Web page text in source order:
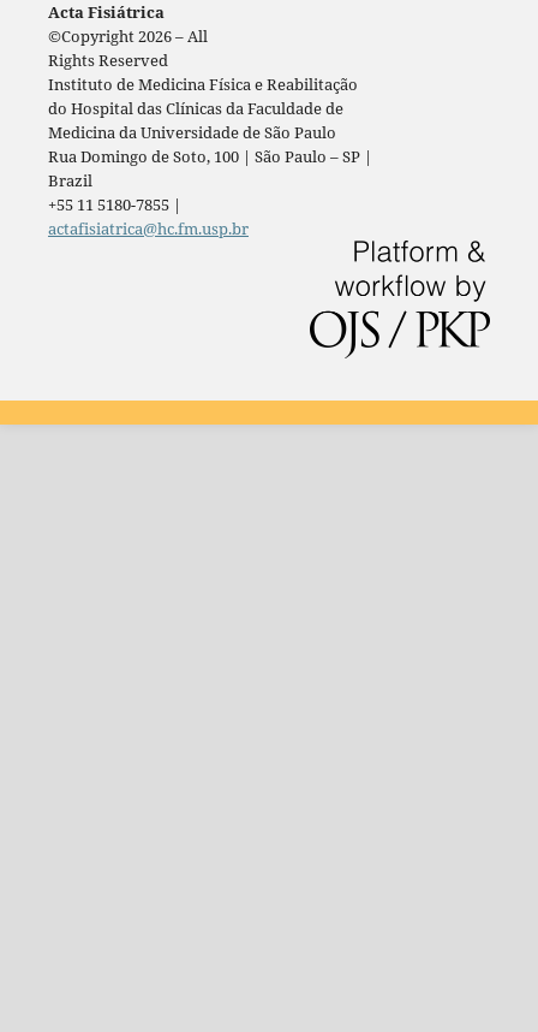
Acta Fisiátrica
©Copyright 2026 – All
Rights Reserved
Instituto de Medicina Física e Reabilitação
do Hospital das Clínicas da Faculdade de
Medicina da Universidade de São Paulo
Rua Domingo de Soto, 100 | São Paulo – SP |
Brazil
+55 11 5180-7855 |
actafisiatrica@hc.fm.usp.br